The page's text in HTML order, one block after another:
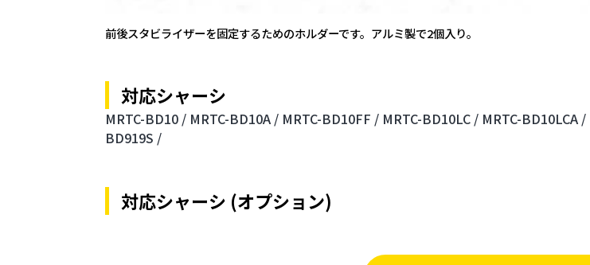
前後スタビライザーを固定するためのホルダーです。アルミ製で2個入り。
対応シャーシ
MRTC-BD10 / MRTC-BD10A / MRTC-BD10FF / MRTC-BD10LC / MRTC-BD10LCA /
BD919S /
対応シャーシ (オプション)